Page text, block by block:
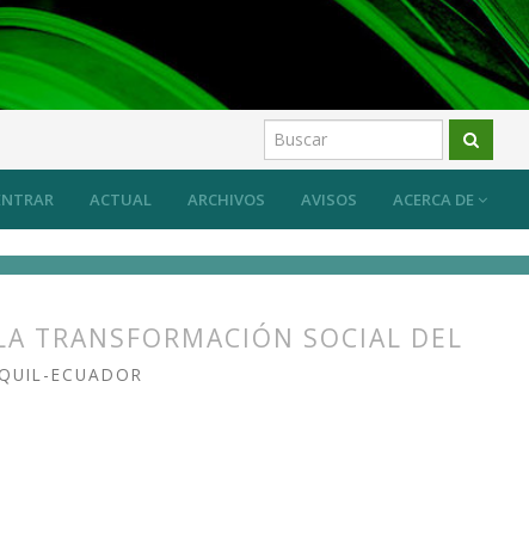
ACTUAL ARCHIVOS AVISOS ACERCA DE
TRANSFORMACIÓN SOCIAL DEL
ECUADOR